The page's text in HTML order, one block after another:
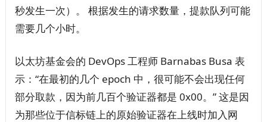
秒发生一次）。 根据发生的请求数量，提款队列可能
需要几个小时。
以太坊基金会的 DevOps 工程师 Barnabas Busa 表
示：“在最初的几个 epoch 中，很可能不会出现任何
部分取款，因为前几百个验证器都是 0x00。” 这是因
为那些位于信标链上的原始验证器在上线时加入网